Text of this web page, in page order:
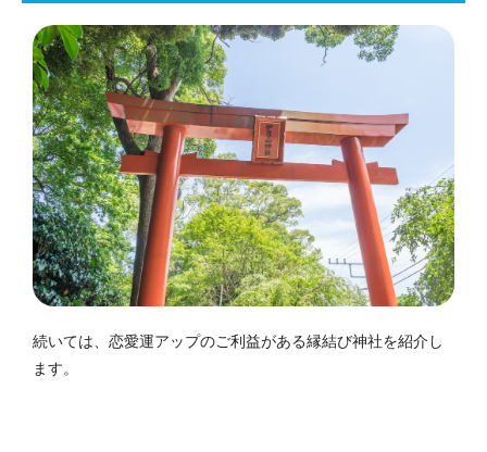
続いては、恋愛運アップのご利益がある縁結び神社を紹介し
ます。